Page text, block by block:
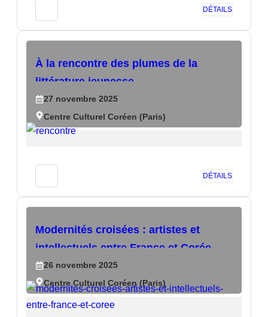
DÉTAILS
À la rencontre des plumes de la
littérature jeunesse
27 novembre 2025
Centre Culturel Coréen (Paris)
DÉTAILS
Modernités croisées : artistes et
intellectuels entre France et Corée
26 novembre 2025
Centre Culturel Coréen (Paris)